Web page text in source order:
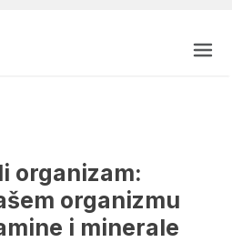
organizam:
organizmu
i minerale